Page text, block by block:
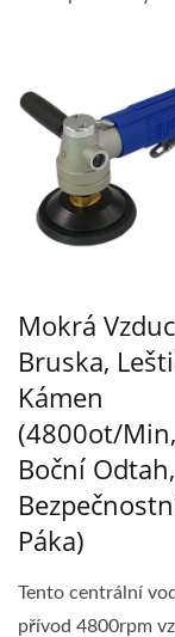
Mokrá
Bruska,
Kámen
(4800ot/min,
Boční Odtah,
Páka)
Tento centrální
přívod 4800rpm